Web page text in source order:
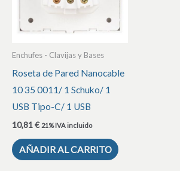
Enchufes - Clavijas y Bases
Roseta de Pared Nanocable
10 35 0011/ 1 Schuko/ 1
USB Tipo-C/ 1 USB
10,81€ 21% IVA incluido
AÑADIR AL CARRITO